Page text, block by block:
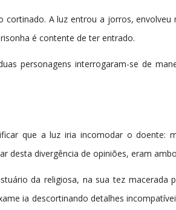
cortinado. A luz entrou a jorros,
é contente de ter entrado.
personagens interrogaram-se de
que a luz iria incomodar o doente:
desta divergência de opiniões, eram
da religiosa, na sua tez macerada
ia descortinando detalhes